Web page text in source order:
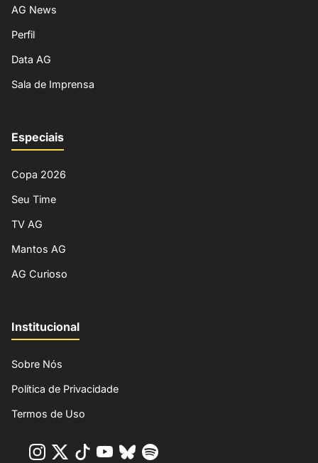
AG News
Perfil
Data AG
Sala de Imprensa
Especiais
Copa 2026
Seu Time
TV AG
Mantos AG
AG Curioso
Institucional
Sobre Nós
Política de Privacidade
Termos de Uso